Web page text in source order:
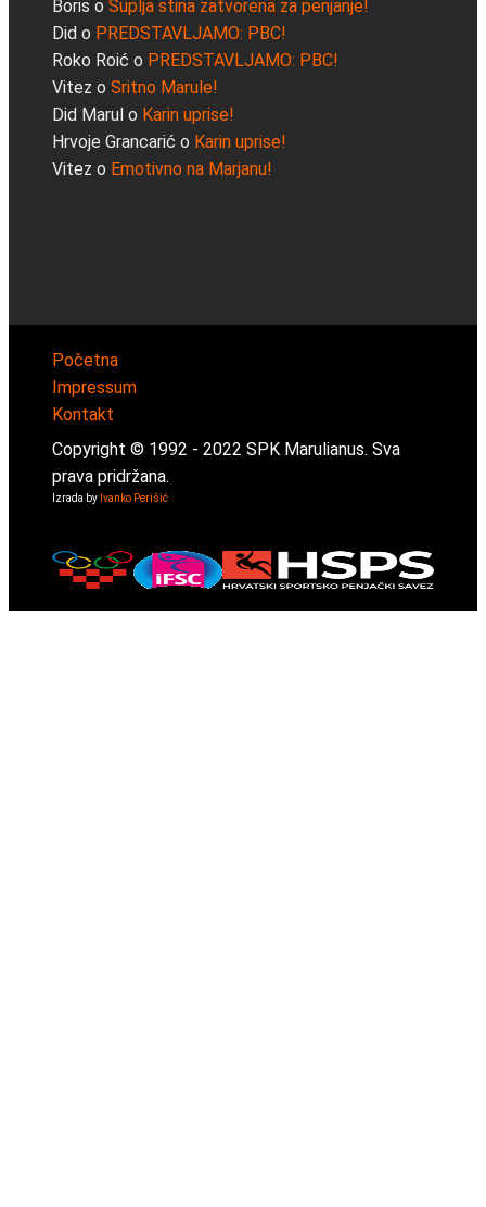
Boris o Šuplja stina zatvorena za penjanje!
Did o PREDSTAVLJAMO: PBC!
Roko Roić o PREDSTAVLJAMO: PBC!
Vitez o Sritno Marule!
Did Marul o Karin uprise!
Hrvoje Grancarić o Karin uprise!
Vitez o Emotivno na Marjanu!
Početna
Impressum
Kontakt
Copyright © 1992 - 2022 SPK Marulianus. Sva
prava pridržana.
Izrada by Ivanko Perišić